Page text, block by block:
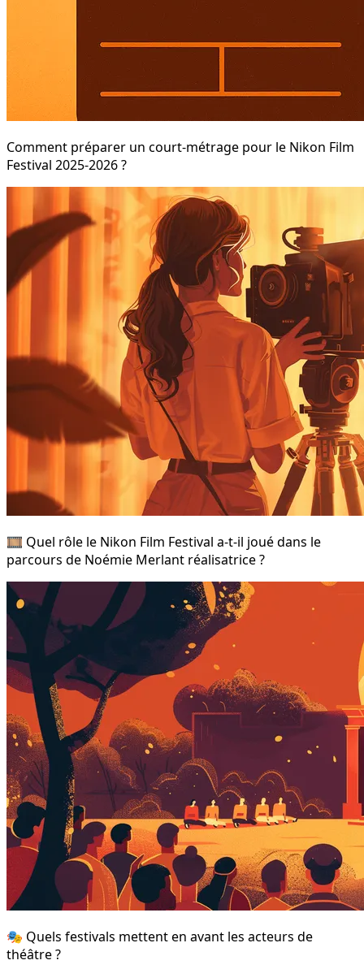
Comment préparer un court-métrage pour le Nikon Film
Festival 2025-2026 ?
🎞️ Quel rôle le Nikon Film Festival a-t-il joué dans le
parcours de Noémie Merlant réalisatrice ?
🎭 Quels festivals mettent en avant les acteurs de
théâtre ?